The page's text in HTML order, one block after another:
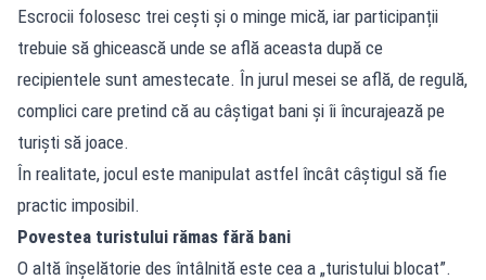
Escrocii folosesc trei cești și o minge mică, iar participanții
trebuie să ghicească unde se află aceasta după ce
recipientele sunt amestecate. În jurul mesei se află, de regulă,
complici care pretind că au câștigat bani și îi încurajează pe
turiști să joace.
În realitate, jocul este manipulat astfel încât câștigul să fie
practic imposibil.
Povestea turistului rămas fără bani
O altă înșelătorie des întâlnită este cea a „turistului blocat”.